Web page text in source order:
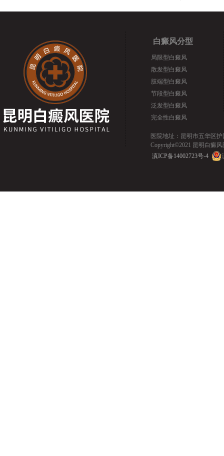
白癜风分型
局限型白癜风
散发型白癜风
肢端型白癜风
节段型白癜风
泛发型白癜风
完全性白癜风
医院地址：昆明市五华区护
Copyright©2021 昆明白癜风
滇ICP备14002723号-4